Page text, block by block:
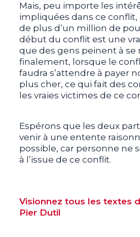
Mais, peu importe les
impliquées dans ce conflit,
de plus d’un million de
début du conflit est une
que des gens peinent à se
finalement, lorsque le
faudra s’attendre à payer
plus cher, ce qui fait des
les vraies victimes de ce
Espérons que les deux
venir à une entente
possible, car personne ne
à l’issue de ce conflit.
Visionnez tous les textes
Pier Dutil